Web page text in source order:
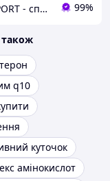
GYMSPORT - спортивне харчування та аксесуари 99%
q10
куточок
амінокислот